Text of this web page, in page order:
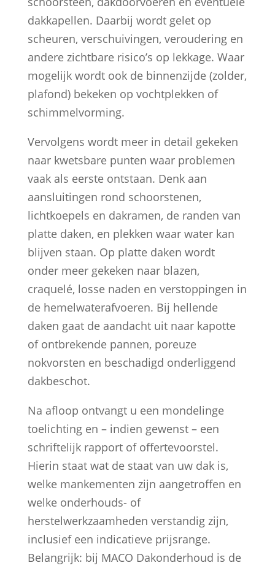
dakkapellen. Daarbij wordt gelet op
scheuren, verschuivingen, veroudering en
andere zichtbare risico’s op lekkage. Waar
mogelijk wordt ook de binnenzijde (zolder,
plafond) bekeken op vochtplekken of
schimmelvorming.
Vervolgens wordt meer in detail gekeken
naar kwetsbare punten waar problemen
vaak als eerste ontstaan. Denk aan
aansluitingen rond schoorstenen,
lichtkoepels en dakramen, de randen van
platte daken, en plekken waar water kan
blijven staan. Op platte daken wordt
onder meer gekeken naar blazen,
craquelé, losse naden en verstoppingen in
de hemelwaterafvoeren. Bij hellende
daken gaat de aandacht uit naar kapotte
of ontbrekende pannen, poreuze
nokvorsten en beschadigd onderliggend
dakbeschot.
Na afloop ontvangt u een mondelinge
toelichting en – indien gewenst – een
schriftelijk rapport of offertevoorstel.
Hierin staat wat de staat van uw dak is,
welke mankementen zijn aangetroffen en
welke onderhouds- of
herstelwerkzaamheden verstandig zijn,
inclusief een indicatieve prijsrange.
Belangrijk: bij MACO Dakonderhoud is de